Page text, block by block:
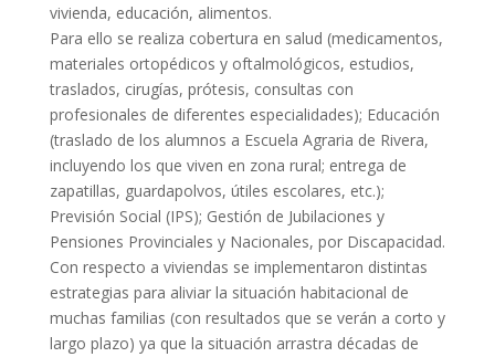
vivienda, educación, alimentos.
Para ello se realiza cobertura en salud (medicamentos,
materiales ortopédicos y oftalmológicos, estudios,
traslados, cirugías, prótesis, consultas con
profesionales de diferentes especialidades); Educación
(traslado de los alumnos a Escuela Agraria de Rivera,
incluyendo los que viven en zona rural; entrega de
zapatillas, guardapolvos, útiles escolares, etc.);
Previsión Social (IPS); Gestión de Jubilaciones y
Pensiones Provinciales y Nacionales, por Discapacidad.
Con respecto a viviendas se implementaron distintas
estrategias para aliviar la situación habitacional de
muchas familias (con resultados que se verán a corto y
largo plazo) ya que la situación arrastra décadas de